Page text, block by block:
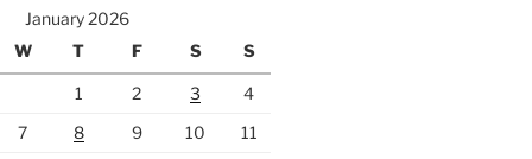
January 2026
W T F S S
1 2 3
4
7 8 9 10
11